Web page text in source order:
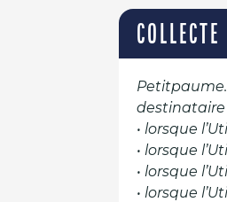
destinataire
• lorsque
• lorsque
• lorsque
• lorsque